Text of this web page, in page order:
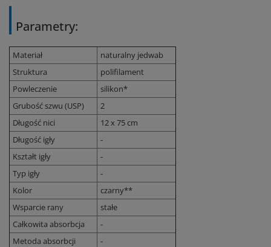
Parametry:
Materiał
naturalny jedwab
Struktura
polifilament
Powleczenie
silikon*
Grubość szwu (USP)
2
Długość nici
12 x 75 cm
Długość igły
-
Kształt igły
-
Typ igły
-
Kolor
czarny**
Wsparcie rany
stałe
Całkowita absorbcja
-
Metoda absorbcji
-